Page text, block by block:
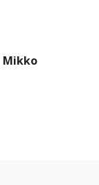
Mikko